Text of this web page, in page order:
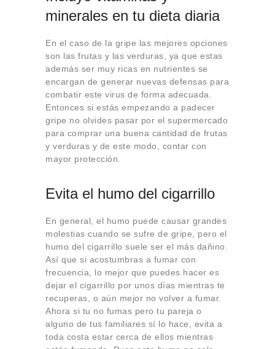
minerales en tu dieta diaria
En el caso de la gripe las mejores opciones
son las frutas y las verduras, ya que estas
además ser muy ricas en nutrientes se
encargan de generar nuevas defensas para
combatir este virus de forma adecuada.
Entonces si estás empezando a padecer
gripe no olvides pasar por el supermercado
para comprar una buena cantidad de frutas
y verduras y de este modo, contar con
mayor protección.
Evita el humo del cigarrillo
En general, el humo puede causar grandes
molestias cuando se sufre de gripe, pero el
humo del cigarrillo suele ser el más dañino.
Así que si acostumbras a fumar con
frecuencia, lo mejor que puedes hacer es
dejar el cigarrillo por unos días mientras te
recuperas, o aún mejor no volver a fumar.
Ahora si tu no fumas pero tu pareja o
alguno de tus familiares sí lo hace, evita a
toda costa estar cerca de ellos mientras